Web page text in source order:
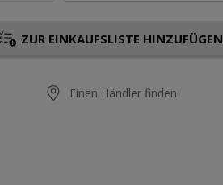
ZUR EINKAUFSLISTE HINZUFÜGEN
Einen Händler finden